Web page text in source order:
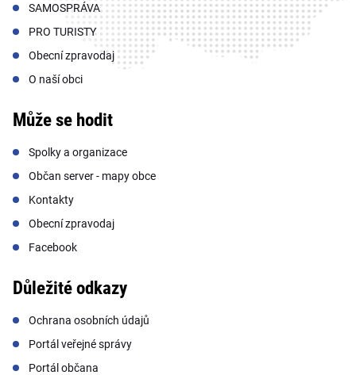
SAMOSPRÁVA
PRO TURISTY
Obecní zpravodaj
O naší obci
Může se hodit
Spolky a organizace
Občan server - mapy obce
Kontakty
Obecní zpravodaj
Facebook
Důležité odkazy
Ochrana osobních údajů
Portál veřejné správy
Portál občana